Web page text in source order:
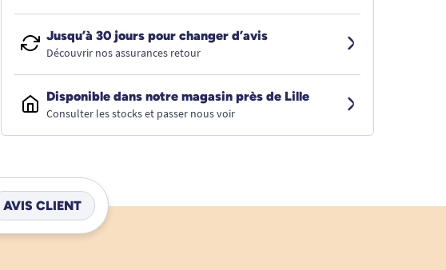
Jusqu’à 30 jours pour changer d’avis
Découvrir nos assurances retour
Disponible dans notre magasin près de Lille
Consulter les stocks et passer nous voir
AVIS CLIENT